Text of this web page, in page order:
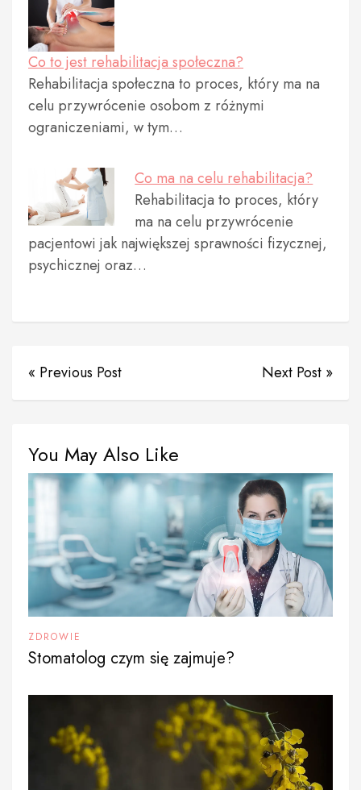
Co to jest rehabilitacja społeczna?
Rehabilitacja społeczna to proces, który ma na
celu przywrócenie osobom z różnymi
ograniczeniami, w tym…
Co ma na celu rehabilitacja?
Rehabilitacja to proces, który
ma na celu przywrócenie
pacjentowi jak największej sprawności fizycznej,
psychicznej oraz…
« Previous Post Next Post »
You May Also Like
ZDROWIE
Stomatolog czym się zajmuje?